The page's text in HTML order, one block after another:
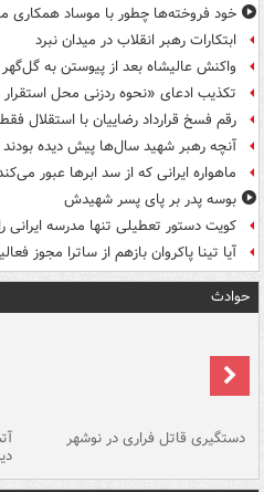
خود فروخته‌ها چطور با موساد همکاری
ابتکارات رهبر انقلاب در میدان نبرد
واکنش عالیشاه بعد از پیوستن به گل‌گهر
تکذیب ادعای «نحوه ردزنی محل استقرار
رقم فسخ قرارداد رضاییان با استقلال فقط ۱۰۰میلیون تومان!
آنچه رهبر شهید سال‌ها پیش دیده بودند
ماهواره ایرانی که از سد ابرها عبور
بوسه‌ پدر بر پای پسر شهیدش
کویت دستور تعطیلی تنها مدرسه ایرانی
آیا تینا پاکروان بازهم از ساترا مجوز
حوادث
دستگیری قاتل فراری در نوشهر